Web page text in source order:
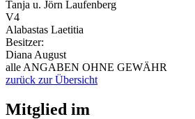
Tanja u. Jörn Laufenberg
V4
Alabastas Laetitia
Besitzer:
Diana August
alle ANGABEN OHNE GEWÄHR
zurück zur Übersicht
Mitglied im